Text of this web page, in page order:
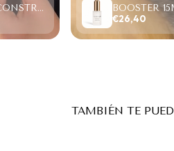
PROTEIN RECONSTRUCTION SYSTEM, LIFTING Y LAMINADO (2-6 MINUTOS)
€26,40
TAMBIÉN TE